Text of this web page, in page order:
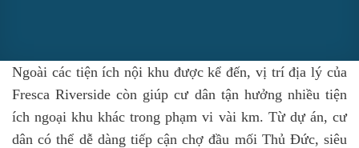
Ngoài các tiện ích nội khu được kể đến, vị trí địa lý của
Fresca Riverside còn giúp cư dân tận hưởng nhiều tiện
ích ngoại khu khác trong phạm vi vài km. Từ dự án, cư
dân có thể dễ dàng tiếp cận chợ đầu mối Thủ Đức, siêu